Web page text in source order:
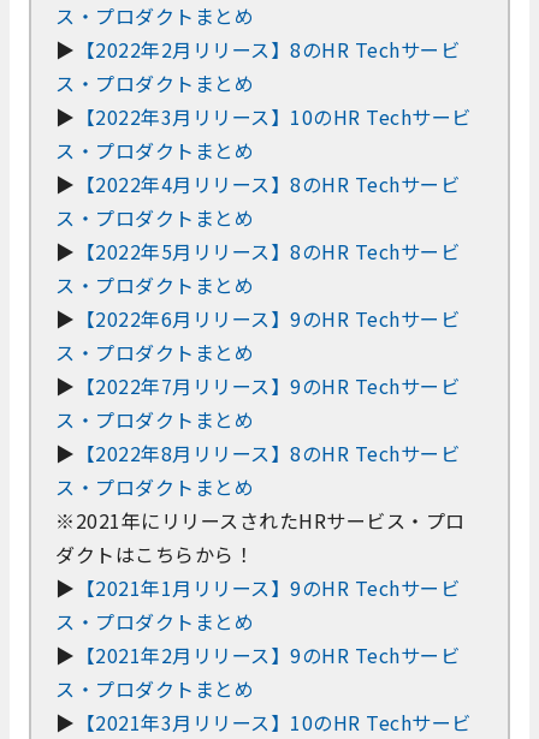
ス・プロダクトまとめ
▶ 【2022年2月リリース】8のHR Techサービ
ス・プロダクトまとめ
▶ 【2022年3月リリース】10のHR Techサービ
ス・プロダクトまとめ
▶ 【2022年4月リリース】8のHR Techサービ
ス・プロダクトまとめ
▶ 【2022年5月リリース】8のHR Techサービ
ス・プロダクトまとめ
▶ 【2022年6月リリース】9のHR Techサービ
ス・プロダクトまとめ
▶ 【2022年7月リリース】9のHR Techサービ
ス・プロダクトまとめ
▶ 【2022年8月リリース】8のHR Techサービ
ス・プロダクトまとめ
※2021年にリリースされたHRサービス・プロ
ダクトはこちらから！
▶ 【2021年1月リリース】9のHR Techサービ
ス・プロダクトまとめ
▶ 【2021年2月リリース】9のHR Techサービ
ス・プロダクトまとめ
▶ 【2021年3月リリース】10のHR Techサービ